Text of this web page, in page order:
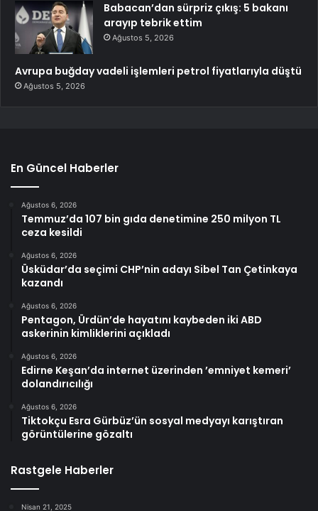
Babacan’dan sürpriz çıkış: 5 bakanı
arayıp tebrik ettim
Ağustos 5, 2026
Avrupa buğday vadeli işlemleri petrol fiyatlarıyla düştü
Ağustos 5, 2026
En Güncel Haberler
Ağustos 6, 2026
Temmuz’da 107 bin gıda denetimine 250 milyon TL
ceza kesildi
Ağustos 6, 2026
Üsküdar’da seçimi CHP’nin adayı Sibel Tan Çetinkaya
kazandı
Ağustos 6, 2026
Pentagon, Ürdün’de hayatını kaybeden iki ABD
askerinin kimliklerini açıkladı
Ağustos 6, 2026
Edirne Keşan’da internet üzerinden ’emniyet kemeri’
dolandırıcılığı
Ağustos 6, 2026
Tiktokçu Esra Gürbüz’ün sosyal medyayı karıştıran
görüntülerine gözaltı
Rastgele Haberler
Nisan 21, 2025